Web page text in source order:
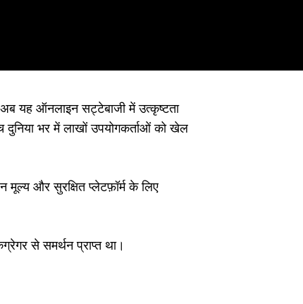
यह ऑनलाइन सट्टेबाजी में उत्कृष्टता
भर में लाखों उपयोगकर्ताओं को खेल
और सुरक्षित प्लेटफ़ॉर्म के लिए
से समर्थन प्राप्त था।